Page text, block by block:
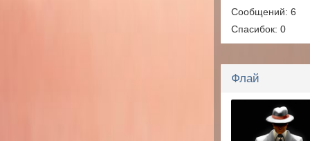
Сообщений: 6
Спасибок: 0
Флай